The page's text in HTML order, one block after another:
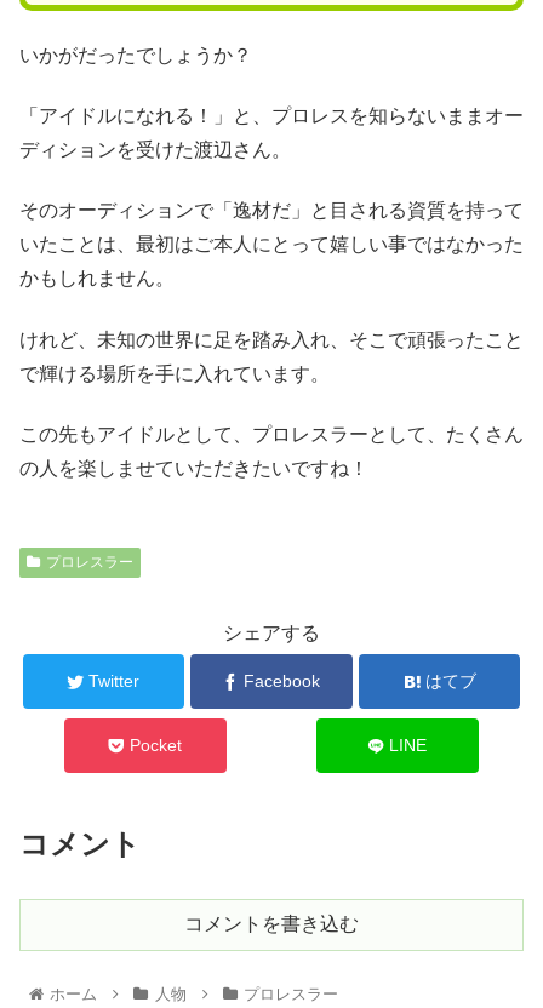
いかがだったでしょうか？
「アイドルになれる！」と、プロレスを知らないままオー
ディションを受けた渡辺さん。
そのオーディションで「逸材だ」と目される資質を持って
いたことは、最初はご本人にとって嬉しい事ではなかった
かもしれません。
けれど、未知の世界に足を踏み入れ、そこで頑張ったこと
で輝ける場所を手に入れています。
この先もアイドルとして、プロレスラーとして、たくさん
の人を楽しませていただきたいですね！
プロレスラー
シェアする
Twitter Facebook はてブ
Pocket LINE
コメント
コメントを書き込む
ホーム 人物 プロレスラー